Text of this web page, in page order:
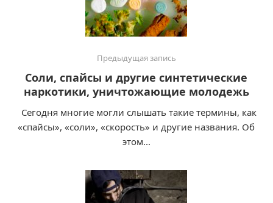
Предыдущая запись
Cоли, спайсы и другие синтетические
наркотики, уничтожающие молодежь
Сегодня многие могли слышать такие термины, как
«спайсы», «соли», «скорость» и другие названия. Об
этом...